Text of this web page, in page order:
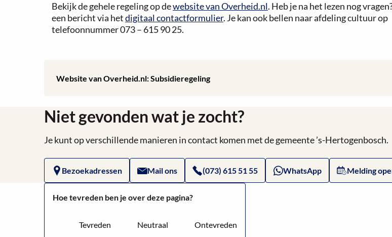
Bekijk de gehele regeling op dewebsite van Overheid.nl. Heb je na het lezen nog
een bericht via hetdigitaal contactformulier. Je kan ook bellen naar afdeling cultuur op
telefoonnummer 073 – 615 90 25.
Website van Overheid.nl: Subsidieregeling
Lees
over
Website
van
Overheid.nl:
Subsidieregeling
Niet gevonden wat je zocht?
Je kunt op verschillende manieren in contact komen met de gemeente ’s-Hertogenbosch.
Bezoekadressen Mail ons (073) 615 51 55 WhatsApp Melding
Hoe tevreden ben je over deze pagina?
Tevreden Neutraal Ontevreden